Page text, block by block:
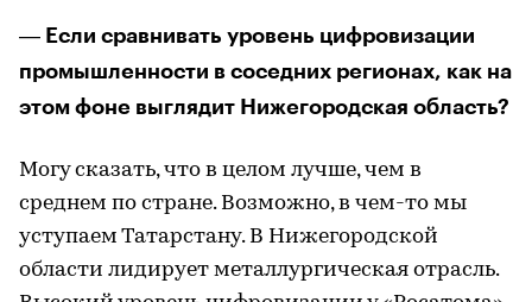
— Если сравнивать уровень цифровизации
промышленности в соседних регионах, как на
этом фоне выглядит Нижегородская область?
Могу сказать, что в целом лучше, чем в
среднем по стране. Возможно, в чем-то мы
уступаем Татарстану. В Нижегородской
области лидирует металлургическая отрасль.